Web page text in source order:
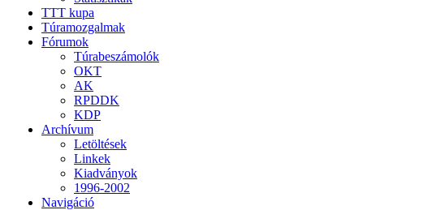
TTT kupa
Túramozgalmak
Fórumok
Túrabeszámolók
OKT
AK
RPDDK
KDP
Archívum
Letöltések
Linkek
Kiadványok
1996-2002
Navigáció